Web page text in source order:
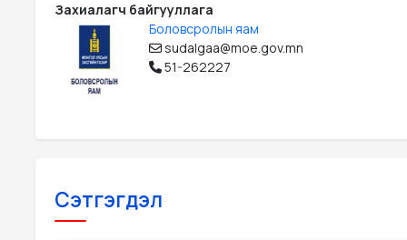
Захиалагч байгууллага
Боловсролын яам
sudalgaa@moe.gov.mn
51-262227
Сэтгэгдэл